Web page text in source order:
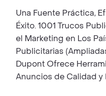
Una Fuente Práctica,
Éxito. 1001 Trucos
el Marketing en Los
Publicitarias
Dupont Ofrece
Anuncios de Calidad y